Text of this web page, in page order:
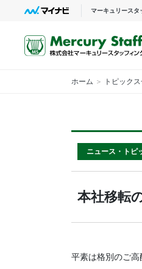
マーキュリースタ
ホーム ＞ トピック
ニュース・トピ
本社移転
平素は格別のご高